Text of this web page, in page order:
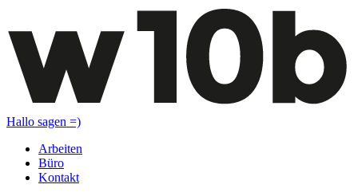
Hallo sagen =)
Arbeiten
Büro
Kontakt